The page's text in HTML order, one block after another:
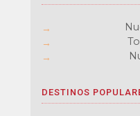
DESTINOS